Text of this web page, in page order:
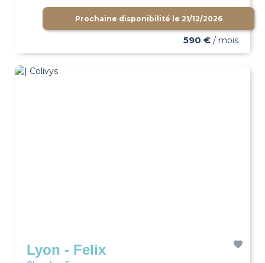
Prochaine disponibilité le 21/12/2026
590 € / mois
Lyon - Felix